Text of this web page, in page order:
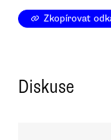
Zkopírovat
Diskuse